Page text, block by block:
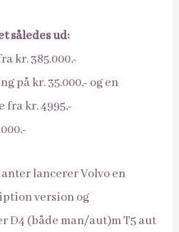
således ud:
kr. 385.000,-
på kr. 35.000,- og en
fra kr. 4995,-
lancerer Volvo en
version og
D4 (både man/aut)m T5 aut